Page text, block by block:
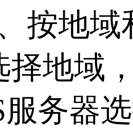
地域和
择地域
服务器